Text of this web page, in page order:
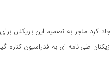
کرد منجر به تصمیم این بازیکنان
طی نامه ای به فدراسیون کناره